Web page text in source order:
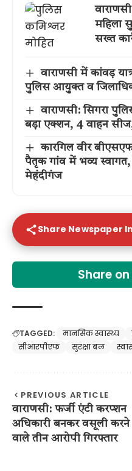
महिला
सख्त
वाराणसी में कांवड़
पुलिस आयुक्त व
वाराणसी: सिगरा
बड़ा एक्शन, 4 वाहन
कारगिल वीर
पैतृक गांव में भव्य स्वागत,
मेहंदीगंज
Share Newspaper
Share
TAGGED: मानसिक स्वास्थ्य
सीआरपीएफ
सुरक्षा बल
PREVIOUS ARTICLE
वाराणसी: फर्जी एंटी करप्शन
अधिकारी बनकर वसूली करने
वाले तीन आरोपी गिरफ्तार